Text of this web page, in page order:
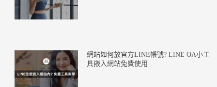
網站如何放官方LINE帳號? LINE OA小工
具嵌入網站免費使用